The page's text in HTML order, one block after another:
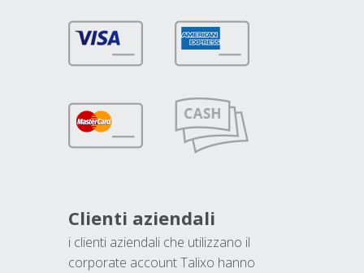
Clienti aziendali
i clienti aziendali che utilizzano il
corporate account Talixo hanno